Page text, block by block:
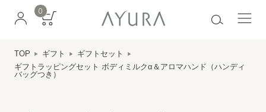
0
TOP ギフト
ギフトセット
ギフトラッピングセット ボディミルクα＆アロマハンド（ハンディ
バッグつき）